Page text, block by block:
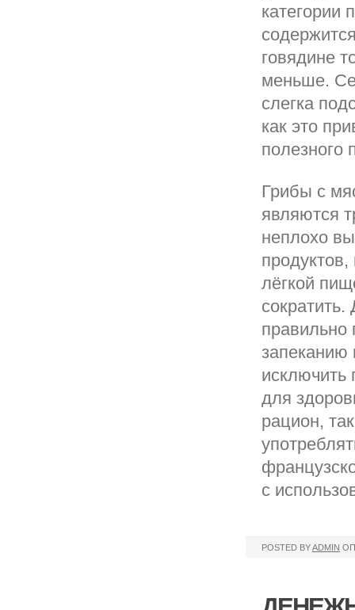
категории
говядине
меньше.
слегка
как это
полезного
Грибы с
являются
неплохо
лёгкой
правильно
запеканию
исключить
для
рацион,
с
POSTED BYADMIN